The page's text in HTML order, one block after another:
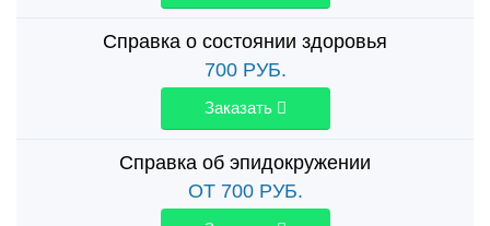
Справка о состоянии здоровья
700РУБ.
Заказать
Справка об эпидокружении
ОТ 700РУБ.